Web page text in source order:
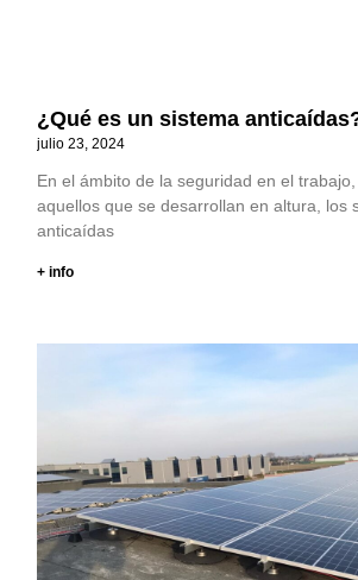
¿Qué es un sistema
julio 23, 2024
En el ámbito de la seguridad en el
aquellos que se desarrollan en altura, los
anticaídas
+ info